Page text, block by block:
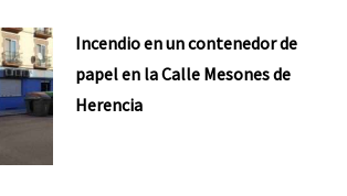
Incendio en un contenedor de
papel en la Calle Mesones de
Herencia